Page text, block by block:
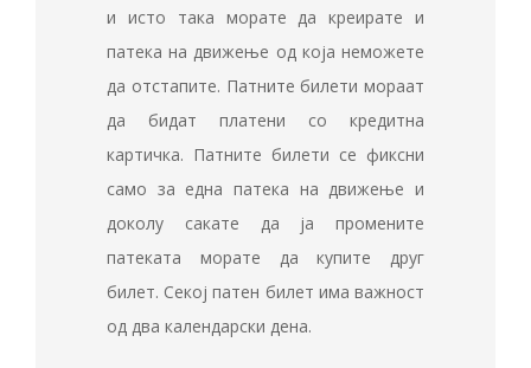
и исто така морате да креирате и
патека на движење од која неможете
да отстапите. Патните билети мораат
да бидат платени со кредитна
картичка. Патните билети се фиксни
само за една патека на движење и
доколу сакате да ја промените
патеката морате да купите друг
билет. Секој патен билет има важност
од два календарски дена.